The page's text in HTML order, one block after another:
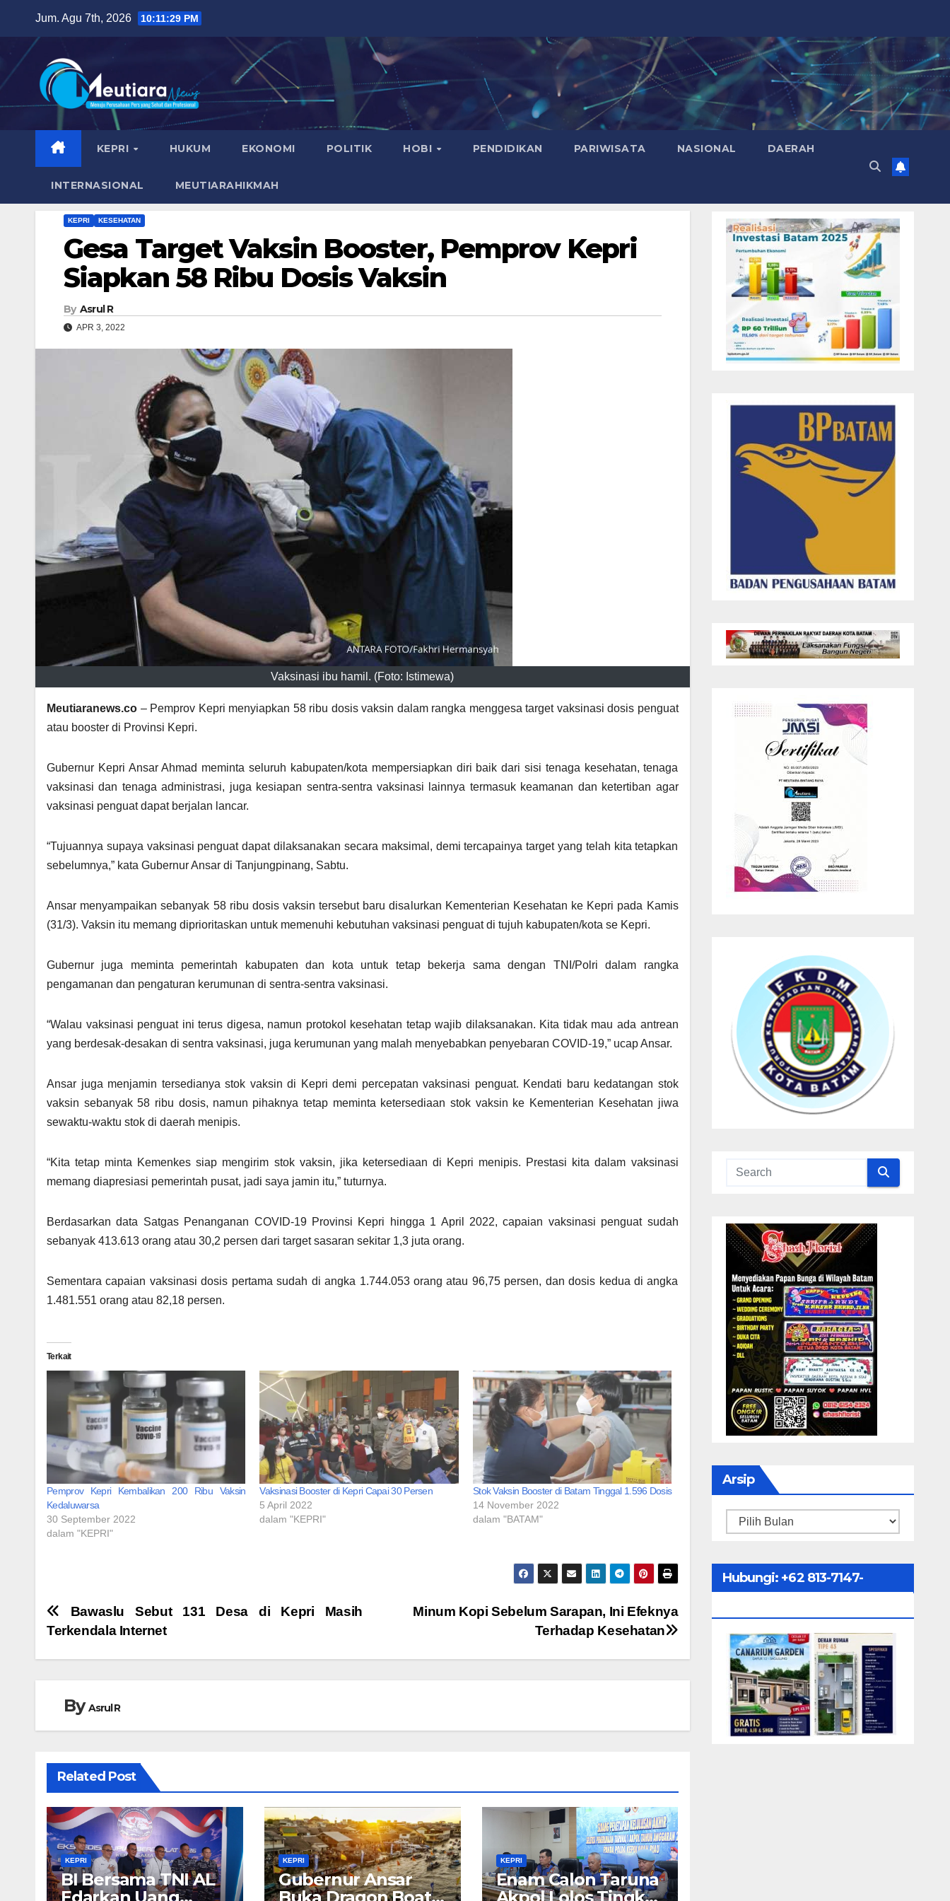
content
Jum. Agu 7th, 2026 10:11:30 PM
KEPRI HUKUM EKONOMI POLITIK HOBI PENDIDIKAN PARIWISATA NASIONAL DAERAH
INTERNASIONAL MEUTIARAHIKMAH
KEPRI KESEHATAN
Gesa Target Vaksin Booster, Pemprov Kepri
Siapkan 58 Ribu Dosis Vaksin
By Asrul R
APR 3, 2022
Vaksinasi ibu hamil. (Foto: Istimewa)
Meutiaranews.co – Pemprov Kepri menyiapkan 58 ribu dosis vaksin dalam rangka menggesa target vaksinasi dosis penguat
atau booster di Provinsi Kepri.
Gubernur Kepri Ansar Ahmad meminta seluruh kabupaten/kota mempersiapkan diri baik dari sisi tenaga kesehatan, tenaga
vaksinasi dan tenaga administrasi, juga kesiapan sentra-sentra vaksinasi lainnya termasuk keamanan dan ketertiban agar
vaksinasi penguat dapat berjalan lancar.
“Tujuannya supaya vaksinasi penguat dapat dilaksanakan secara maksimal, demi tercapainya target yang telah kita tetapkan
sebelumnya,” kata Gubernur Ansar di Tanjungpinang, Sabtu.
Ansar menyampaikan sebanyak 58 ribu dosis vaksin tersebut baru disalurkan Kementerian Kesehatan ke Kepri pada Kamis
(31/3). Vaksin itu memang diprioritaskan untuk memenuhi kebutuhan vaksinasi penguat di tujuh kabupaten/kota se Kepri.
Gubernur juga meminta pemerintah kabupaten dan kota untuk tetap bekerja sama dengan TNI/Polri dalam rangka
pengamanan dan pengaturan kerumunan di sentra-sentra vaksinasi.
“Walau vaksinasi penguat ini terus digesa, namun protokol kesehatan tetap wajib dilaksanakan. Kita tidak mau ada antrean
yang berdesak-desakan di sentra vaksinasi, juga kerumunan yang malah menyebabkan penyebaran COVID-19,” ucap Ansar.
Ansar juga menjamin tersedianya stok vaksin di Kepri demi percepatan vaksinasi penguat. Kendati baru kedatangan stok
vaksin sebanyak 58 ribu dosis, namun pihaknya tetap meminta ketersediaan stok vaksin ke Kementerian Kesehatan jiwa
sewaktu-waktu stok di daerah menipis.
“Kita tetap minta Kemenkes siap mengirim stok vaksin, jika ketersediaan di Kepri menipis. Prestasi kita dalam vaksinasi
memang diapresiasi pemerintah pusat, jadi saya jamin itu,” tuturnya.
Berdasarkan data Satgas Penanganan COVID-19 Provinsi Kepri hingga 1 April 2022, capaian vaksinasi penguat sudah
sebanyak 413.613 orang atau 30,2 persen dari target sasaran sekitar 1,3 juta orang.
Sementara capaian vaksinasi dosis pertama sudah di angka 1.744.053 orang atau 96,75 persen, dan dosis kedua di angka
1.481.551 orang atau 82,18 persen.
Terkait
Pemprov Kepri Kembalikan 200 Ribu Vaksin
Kedaluwarsa
30 September 2022
dalam "KEPRI"
Vaksinasi Booster di Kepri Capai 30 Persen
5 April 2022
dalam "KEPRI"
Stok Vaksin Booster di Batam Tinggal 1.596 Dosis
14 November 2022
dalam "BATAM"
Navigasi
Minum Kopi Sebelum Sarapan, Ini Efeknya
Terhadap Kesehatan
Bawaslu Sebut 131 Desa di Kepri Masih
Terkendala Internet
ByAsrul R
Related Post
KEPRI
BI Bersama TNI AL
KEPRI
Gubernur Ansar
KEPRI
Enam Calon Taruna
Arsip
Arsip
Hubungi: ‪+62 813-7147-